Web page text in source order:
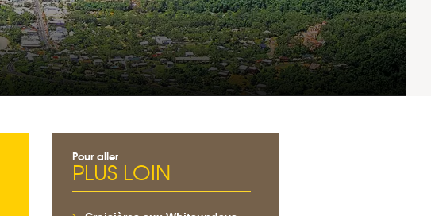
Pour aller
PLUS LOIN